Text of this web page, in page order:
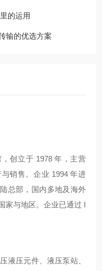
的运用
输的优选方案
创立于 1978 年，主营
销售。企业 1994 年进
总部，国内多地及海外
家与地区。企业已通过 I
液压元件、液压泵站、